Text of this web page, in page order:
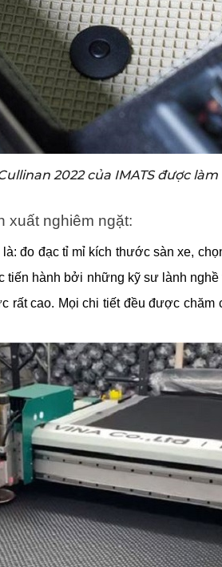
2022 của IMATS được làm
xuất nghiêm ngặt:
đo đạc tỉ mỉ kích thước sàn xe,
hành bởi những kỹ sư lành
cao. Mọi chi tiết đều được